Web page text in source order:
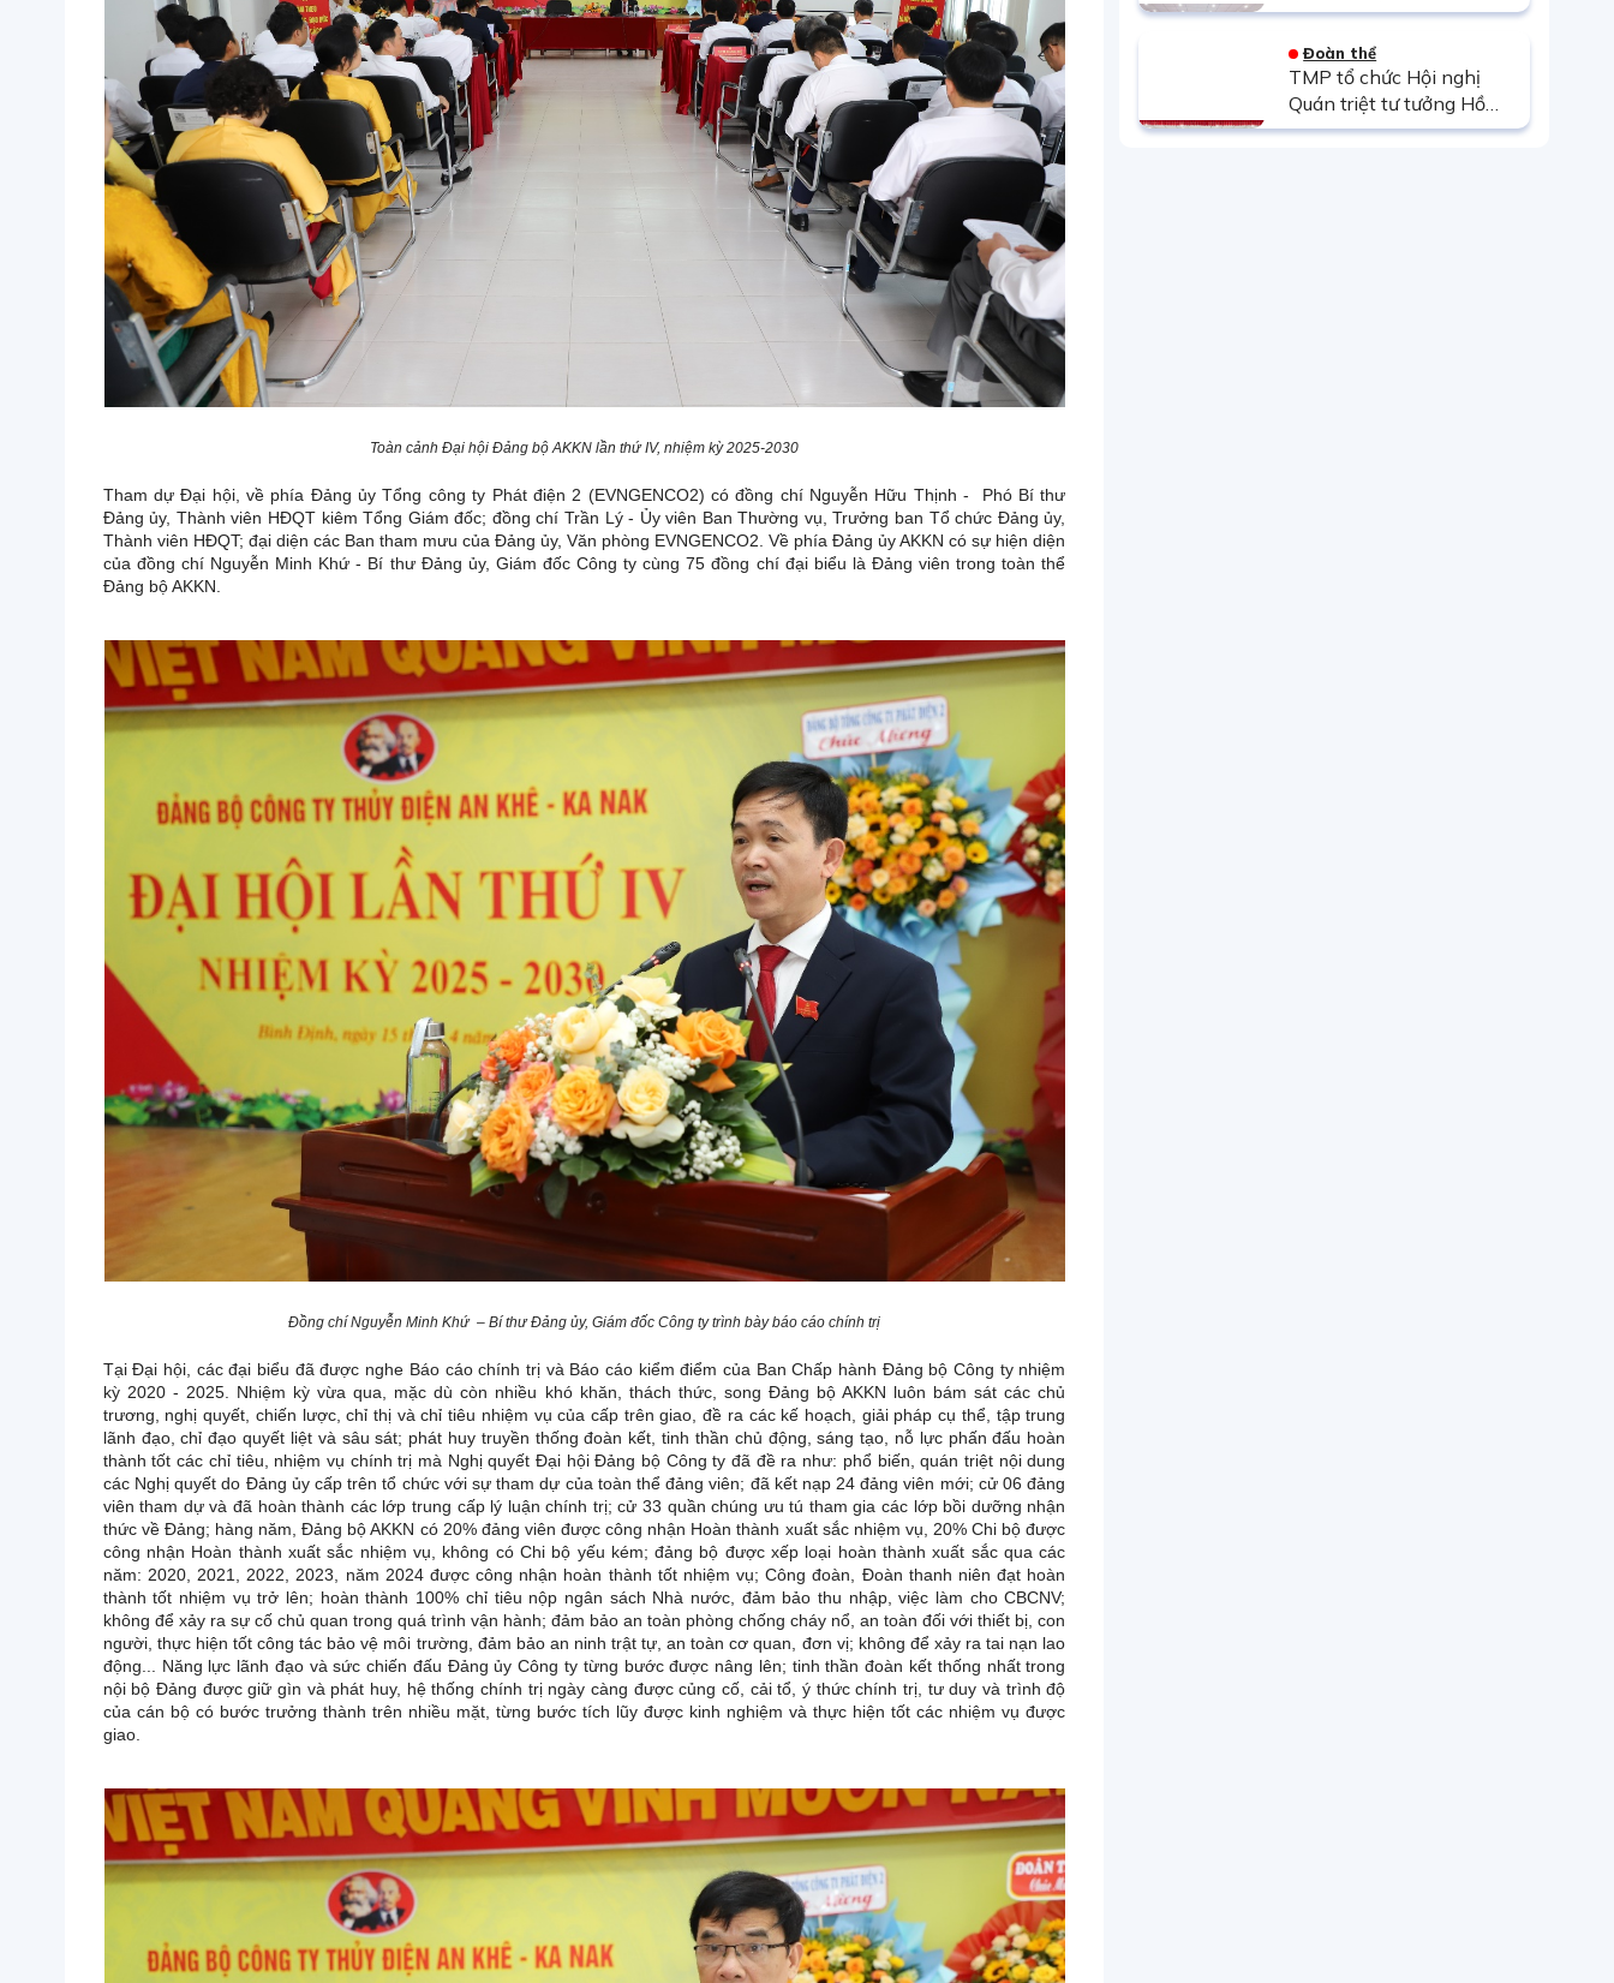
Toàn cảnh Đại hội Đảng bộ AKKN lần thứ IV, nhiệm kỳ 2025-2030
Tham dự Đại hội, về phía Đảng ủy Tổng công ty Phát điện 2 (EVNGENCO2) có đồng chí Nguyễn Hữu Thịnh - Phó Bí thư
Đảng ủy, Thành viên HĐQT kiêm Tổng Giám đốc; đồng chí Trần Lý - Ủy viên Ban Thường vụ, Trưởng ban Tổ chức Đảng ủy,
Thành viên HĐQT; đại diện các Ban tham mưu của Đảng ủy, Văn phòng EVNGENCO2. Về phía Đảng ủy AKKN có sự hiện diện
của đồng chí Nguyễn Minh Khứ - Bí thư Đảng ủy, Giám đốc Công ty cùng 75 đồng chí đại biểu là Đảng viên trong toàn thể
Đảng bộ AKKN.
Đồng chí Nguyễn Minh Khứ – Bí thư Đảng ủy, Giám đốc Công ty trình bày báo cáo chính trị
Tại Đại hội, các đại biểu đã được nghe Báo cáo chính trị và Báo cáo kiểm điểm của Ban Chấp hành Đảng bộ Công ty nhiệm
kỳ 2020 - 2025. Nhiệm kỳ vừa qua, mặc dù còn nhiều khó khăn, thách thức, song Đảng bộ AKKN luôn bám sát các chủ
trương, nghị quyết, chiến lược, chỉ thị và chỉ tiêu nhiệm vụ của cấp trên giao, đề ra các kế hoạch, giải pháp cụ thể, tập trung
lãnh đạo, chỉ đạo quyết liệt và sâu sát; phát huy truyền thống đoàn kết, tinh thần chủ động, sáng tạo, nỗ lực phấn đấu hoàn
thành tốt các chỉ tiêu, nhiệm vụ chính trị mà Nghị quyết Đại hội Đảng bộ Công ty đã đề ra như: phổ biến, quán triệt nội dung
các Nghị quyết do Đảng ủy cấp trên tổ chức với sự tham dự của toàn thể đảng viên; đã kết nạp 24 đảng viên mới; cử 06 đảng
viên tham dự và đã hoàn thành các lớp trung cấp lý luận chính trị; cử 33 quần chúng ưu tú tham gia các lớp bồi dưỡng nhận
thức về Đảng; hàng năm, Đảng bộ AKKN có 20% đảng viên được công nhận Hoàn thành xuất sắc nhiệm vụ, 20% Chi bộ được
công nhận Hoàn thành xuất sắc nhiệm vụ, không có Chi bộ yếu kém; đảng bộ được xếp loại hoàn thành xuất sắc qua các
năm: 2020, 2021, 2022, 2023, năm 2024 được công nhận hoàn thành tốt nhiệm vụ; Công đoàn, Đoàn thanh niên đạt hoàn
thành tốt nhiệm vụ trở lên; hoàn thành 100% chỉ tiêu nộp ngân sách Nhà nước, đảm bảo thu nhập, việc làm cho CBCNV;
không để xảy ra sự cố chủ quan trong quá trình vận hành; đảm bảo an toàn phòng chống cháy nổ, an toàn đối với thiết bị, con
người, thực hiện tốt công tác bảo vệ môi trường, đảm bảo an ninh trật tự, an toàn cơ quan, đơn vị; không để xảy ra tai nạn lao
động... Năng lực lãnh đạo và sức chiến đấu Đảng ủy Công ty từng bước được nâng lên; tinh thần đoàn kết thống nhất trong
nội bộ Đảng được giữ gìn và phát huy, hệ thống chính trị ngày càng được củng cố, cải tổ, ý thức chính trị, tư duy và trình độ
của cán bộ có bước trưởng thành trên nhiều mặt, từng bước tích lũy được kinh nghiệm và thực hiện tốt các nhiệm vụ được
giao.
khóa X (2025–2030):
Tiếp nối truyền thống
đoàn kết, phát huy sức
mạnh người lao động”
Đoàn thể
TMP tổ chức Hội nghị
Quán triệt tư tưởng Hồ
Chí Minh về kiên quyết